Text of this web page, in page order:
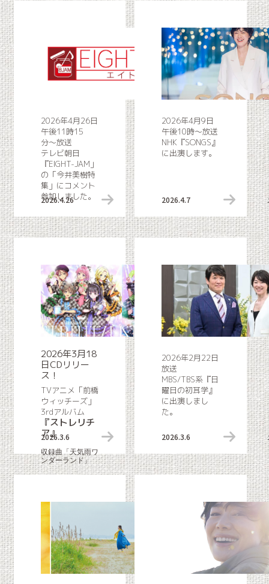
2026.4.26 メディア情報
2026年4月26日
午後11時15
分〜放送
テレビ朝日
『EIGHT-JAM」
の「今井美樹特
集」にコメント
参加しました。
2026.4.7
2026年4月9日
午後10時〜放送
NHK『SONGS』
に出演します。
2026.3.6 リリース情報
2026年3月18
日CDリリー
ス！
TVアニメ「前橋
ウィッチーズ」
3rdアルバム
『ストレリチ
ア』
収録曲「天気雨ワ
ンダーランド」
2026.3.6
2026年2月22日
放送
MBS/TBS系『日
曜日の初耳学』
に出演しまし
た。